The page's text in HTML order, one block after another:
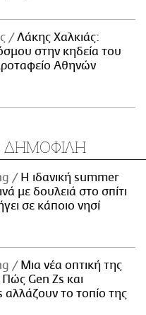
Λάκης Χαλκιάς:
στην κηδεία του
Αθηνών
ΔΗΜΟΦΙΛΗ
Η ιδανική summer
με δουλειά στο σπίτι
σε κάποιο νησί
Μια νέα οπτική της
Πώς Gen Zs και
αλλάζουν το τοπίο της